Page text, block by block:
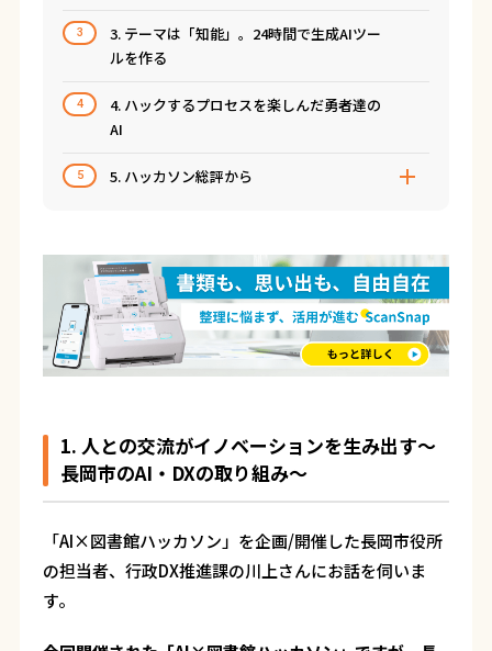
3
3. テーマは「知能」。24時間で生成AIツー
ルを作る
4
4. ハックするプロセスを楽しんだ勇者達の
AI
5 5. ハッカソン総評から
1. 人との交流がイノベーションを生み出す〜
長岡市のAI・DXの取り組み〜
「AI×図書館ハッカソン」を企画/開催した長岡市役所
の担当者、行政DX推進課の川上さんにお話を伺いま
す。